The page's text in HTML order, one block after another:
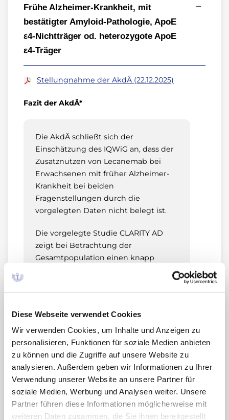
Diese Webseite verwendet Cookies
Wir verwenden Cookies, um Inhalte und Anzeigen zu
personalisieren, Funktionen für soziale Medien anbieten
zu können und die Zugriffe auf unsere Website zu
analysieren. Außerdem geben wir Informationen zu Ihrer
Verwendung unserer Website an unsere Partner für
soziale Medien, Werbung und Analysen weiter. Unsere
Partner führen diese Informationen möglicherweise mit
weiteren Daten zusammen, die Sie ihnen bereitgestellt
Behandlung Erwachsener mit klinisch
diagnostizierter leichter kognitiver Störung
und leichter Demenz aufgrund der
Alzheimer-Krankheit
(zusammengenommen frühe Alzheimer-
Krankheit) mit bestätigter Amyloid-
heterozygote ApoE ε4-Träger sind.
Frühe Alzheimer-Krankheit, mit
bestätigter Amyloid-Pathologie, ApoE
ε4-Nichtträger od. heterozygote ApoE
ε4-Träger
Stellungnahme der AkdÄ (22.12.2025)
Fazit der AkdÄ*
Die AkdÄ schließt sich der
Einschätzung des IQWiG an, dass der
Zusatznutzen von Lecanemab bei
Erwachsenen mit früher Alzheimer-
Krankheit bei beiden
Fragenstellungen durch die
vorgelegten Daten nicht belegt ist.
Die vorgelegte Studie CLARITY AD
zeigt bei Betrachtung der
Gesamtpopulation einen knapp
Betrachtung von MCI (Mild Cognitive
Impairment) und leichter AD
numerischen Vorteil hinsichtlich der
Progression der Alzheimer-Krankheit.
Aufgrund des Studiendesigns ist kein
Vergleich von Lecanemab gegenüber
Acetylcholinesterase-Hemmern
möglich. Die Aussagesicherheit ist
eingeschränkt durch eine unklare
Übertragbarkeit der
Studienergebnisse auf die